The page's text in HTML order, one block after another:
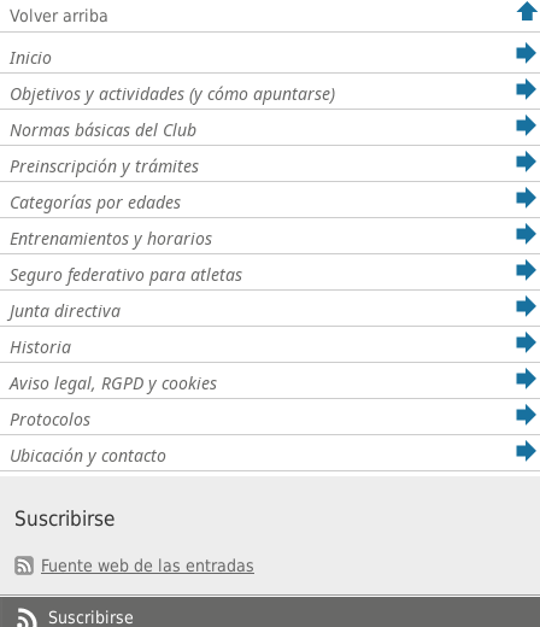
Volver arriba
Inicio
Objetivos y actividades (y cómo apuntarse)
Normas básicas del Club
Preinscripción y trámites
Categorías por edades
Entrenamientos y horarios
Seguro federativo para atletas
Junta directiva
Historia
Aviso legal, RGPD y cookies
Protocolos
Ubicación y contacto
Suscribirse
Fuente web de las entradas
Suscribirse